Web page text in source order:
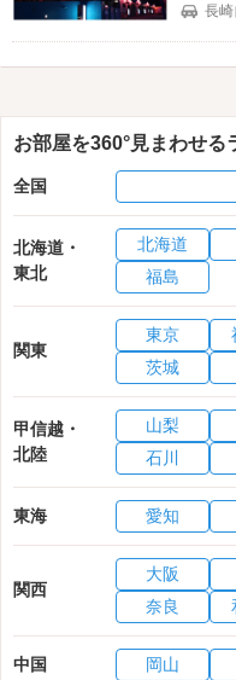
長
お部屋を360°見まわせる
全国
北海道・
東北
北海道
福島
関東
東京
茨城
甲信越・
北陸
山梨
石川
東海 愛知
関西
大阪
奈良
中国 岡山